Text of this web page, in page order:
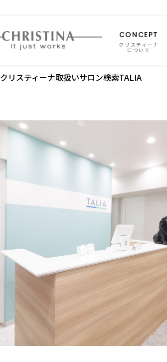
CONCEPT
クリスティーナ
について
クリスティーナ取扱いサロン検索TALIA